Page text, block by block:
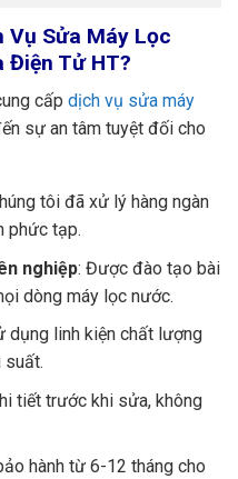
Vụ Sửa Máy Lọc
Điện Tử HT?
cấp dịch vụ sửa máy
sự an tâm tuyệt đối cho
tôi đã xử lý hàng ngàn
phức tạp.
nghiệp: Được đào tạo bài
dòng máy lọc nước.
dụng linh kiện chất lượng
suất.
tiết trước khi sửa, không
hành từ 6-12 tháng cho